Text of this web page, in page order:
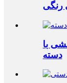
رنگی
با
دسته